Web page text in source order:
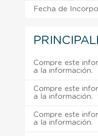
Fecha de
Compre este
a la información.
Compre este
a la información.
Compre este
a la información.